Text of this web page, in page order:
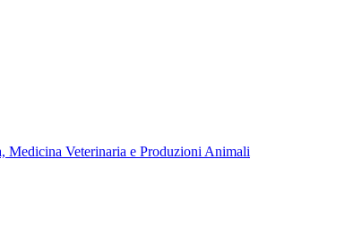
Medicina Veterinaria e Produzioni Animali